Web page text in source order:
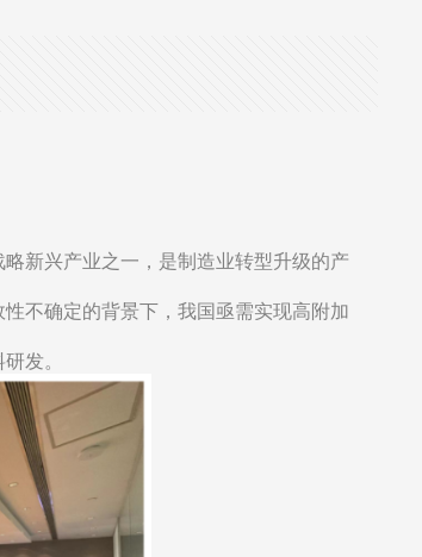
新兴产业之一，是制造业转型升级的产
不确定的背景下，我国亟需实现高附加
发。